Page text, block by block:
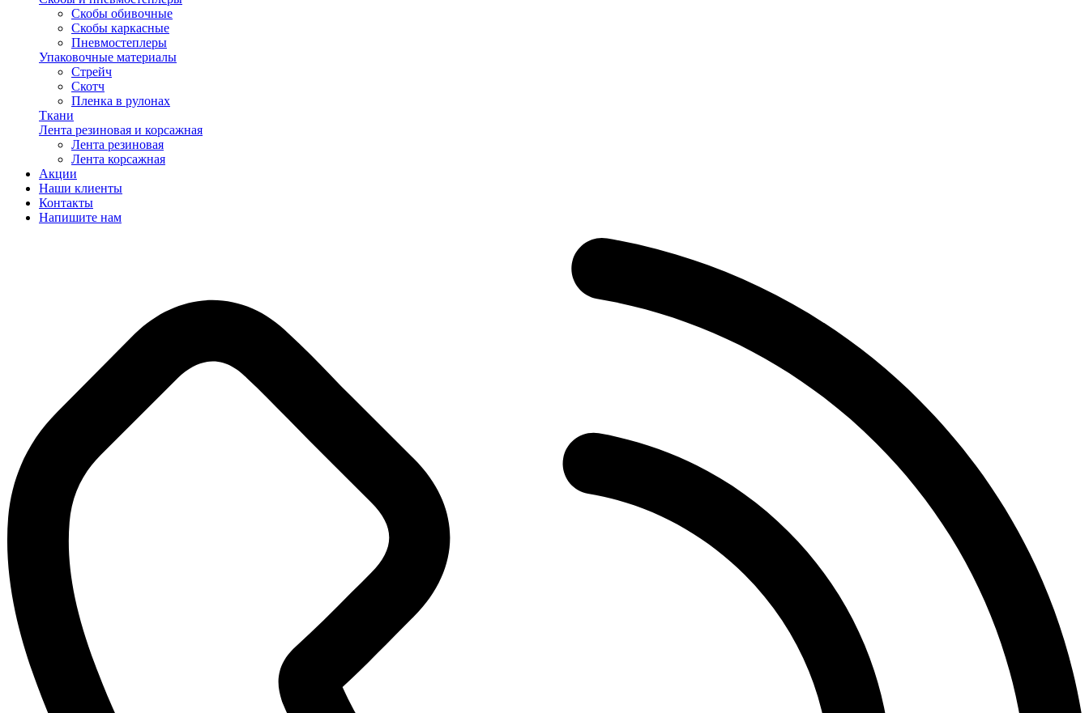
Скобы обивочные
Скобы каркасные
Пневмостеплеры
Упаковочные материалы
Стрейч
Скотч
Пленка в рулонах
Ткани
Лента резиновая и корсажная
Лента резиновая
Лента корсажная
Акции
Наши клиенты
Контакты
Напишите нам